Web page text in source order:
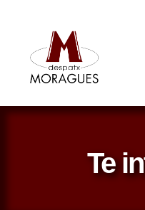
Te